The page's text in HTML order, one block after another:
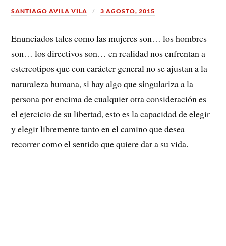
SANTIAGO AVILA VILA 3 AGOSTO, 2015
Enunciados tales como las mujeres son… los hombres
son… los directivos son… en realidad nos enfrentan a
estereotipos que con carácter general no se ajustan a la
naturaleza humana, si hay algo que singulariza a la
persona por encima de cualquier otra consideración es
el ejercicio de su libertad, esto es la capacidad de elegir
y elegir libremente tanto en el camino que desea
recorrer como el sentido que quiere dar a su vida.